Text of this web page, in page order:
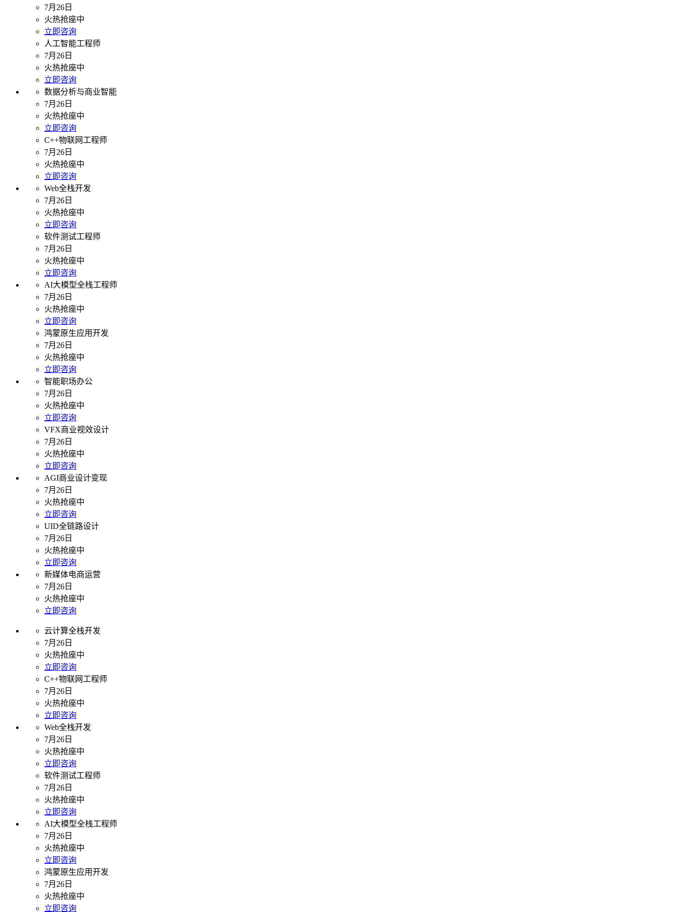
7月26日
火热抢座中
立即咨询
人工智能工程师
7月26日
火热抢座中
立即咨询
数据分析与商业智能
7月26日
火热抢座中
立即咨询
C++物联网工程师
7月26日
火热抢座中
立即咨询
Web全栈开发
7月26日
火热抢座中
立即咨询
软件测试工程师
7月26日
火热抢座中
立即咨询
AI大模型全栈工程师
7月26日
火热抢座中
立即咨询
鸿蒙原生应用开发
7月26日
火热抢座中
立即咨询
智能职场办公
7月26日
火热抢座中
立即咨询
VFX商业视效设计
7月26日
火热抢座中
立即咨询
AGI商业设计变现
7月26日
火热抢座中
立即咨询
UID全链路设计
7月26日
火热抢座中
立即咨询
新媒体电商运营
7月26日
火热抢座中
立即咨询
云计算全栈开发
7月26日
火热抢座中
立即咨询
C++物联网工程师
7月26日
火热抢座中
立即咨询
Web全栈开发
7月26日
火热抢座中
立即咨询
软件测试工程师
7月26日
火热抢座中
立即咨询
AI大模型全栈工程师
7月26日
火热抢座中
立即咨询
鸿蒙原生应用开发
7月26日
火热抢座中
立即咨询